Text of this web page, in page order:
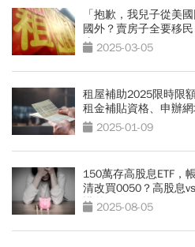
「抱歉，我兒子從美
國外？賣房子全要移
這 2025-03-05
租屋補助2025限時限
租金補貼資格、申辦
2025-01-09
150萬存高股息ETF，
清改買0050？高股息
懂差異
2025-08-05